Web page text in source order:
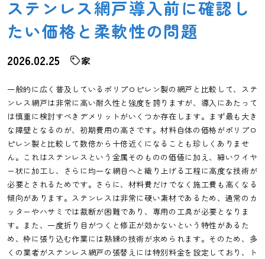
ステンレス網戸導入前に確認し
たい価格と柔軟性の問題
2026.02.25 家
一般的に広く普及しているポリプロピレン製の網戸と比較して、ステ
ンレス網戸は非常に高い耐久性と強度を誇りますが、導入にあたって
は慎重に検討すべきデメリットがいくつか存在します。まず最も大き
な障壁となるのが、初期費用の高さです。材料自体の価格がポリプロ
ピレン製と比較して数倍から十倍近くになることも珍しくありませ
ん。これはステンレスという金属そのものの価値に加え、細いワイヤ
ー状に加工し、さらに均一な網目へと織り上げる工程に高度な技術が
必要とされるためです。さらに、材料費だけでなく施工費も高くなる
傾向があります。ステンレスは非常に硬い素材であるため、通常のカ
ッターやハサミでは裁断が困難であり、専用の工具が必要となりま
す。また、一度折り目がつくと修正が効かないという特性があるた
め、枠に張り込む作業には熟練の技術が求められます。そのため、多
くの業者がステンレス網戸の張替えには特別料金を設定しており、ト